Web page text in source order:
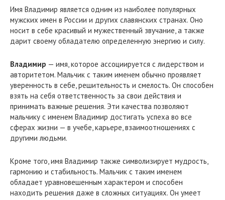
Имя Владимир является одним из наиболее популярных
мужских имен в России и других славянских странах. Оно
носит в себе красивый и мужественный звучание, а также
дарит своему обладателю определенную энергию и силу.
Владимир — имя, которое ассоциируется с лидерством и
авторитетом. Мальчик с таким именем обычно проявляет
уверенность в себе, решительность и смелость. Он способен
взять на себя ответственность за свои действия и
принимать важные решения. Эти качества позволяют
мальчику с именем Владимир достигать успеха во все
сферах жизни — в учебе, карьере, взаимоотношениях с
другими людьми.
Кроме того, имя Владимир также символизирует мудрость,
гармонию и стабильность. Мальчик с таким именем
обладает уравновешенным характером и способен
находить решения даже в сложных ситуациях. Он умеет